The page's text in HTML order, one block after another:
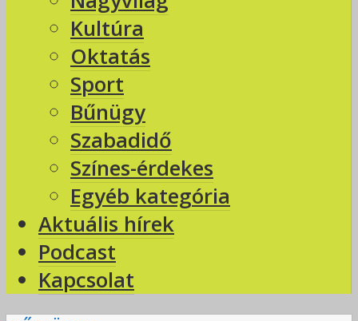
Kultúra
Oktatás
Sport
Bűnügy
Szabadidő
Színes-érdekes
Egyéb kategória
Aktuális hírek
Podcast
Kapcsolat